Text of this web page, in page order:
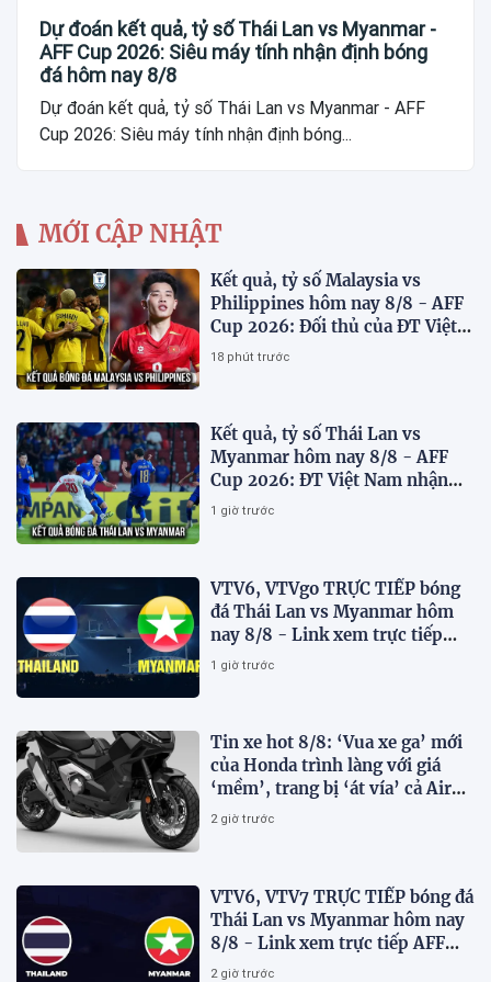
Dự đoán kết quả, tỷ số Thái Lan vs Myanmar -
AFF Cup 2026: Siêu máy tính nhận định bóng
đá hôm nay 8/8
Dự đoán kết quả, tỷ số Thái Lan vs Myanmar - AFF
Cup 2026: Siêu máy tính nhận định bóng...
MỚI CẬP NHẬT
Kết quả, tỷ số Malaysia vs
Philippines hôm nay 8/8 - AFF
Cup 2026: Đối thủ của ĐT Việt
Nam lộ diện
18 phút trước
Kết quả, tỷ số Thái Lan vs
Myanmar hôm nay 8/8 - AFF
Cup 2026: ĐT Việt Nam nhận
tin vui
1 giờ trước
VTV6, VTVgo TRỰC TIẾP bóng
đá Thái Lan vs Myanmar hôm
nay 8/8 - Link xem trực tiếp
AFF Cup 2026 mới nhất
1 giờ trước
Tin xe hot 8/8: ‘Vua xe ga’ mới
của Honda trình làng với giá
‘mềm’, trang bị ‘át vía’ cả Air
Blade và SH
2 giờ trước
VTV6, VTV7 TRỰC TIẾP bóng đá
Thái Lan vs Myanmar hôm nay
8/8 - Link xem trực tiếp AFF
Cup 2026 mới nhất
2 giờ trước